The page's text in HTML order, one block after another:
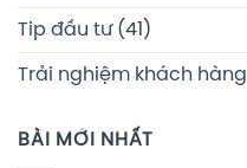
Tip đầu tư(41)
Trải nghiệm khách hàng
BÀI MỚI NHẤT